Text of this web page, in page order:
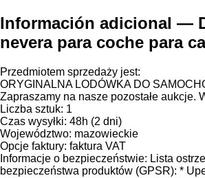
Información adicional —
nevera para coche para
Przedmiotem sprzedaży jest:
ORYGINALNA LODÓWKA DO
Zapraszamy na nasze pozostałe aukcje.
Liczba sztuk: 1
Czas wysyłki: 48h (2 dni)
Województwo: mazowieckie
Opcje faktury: faktura VAT
Informacje o bezpieczeństwie: Lista
bezpieczeństwa produktów (GPSR): *